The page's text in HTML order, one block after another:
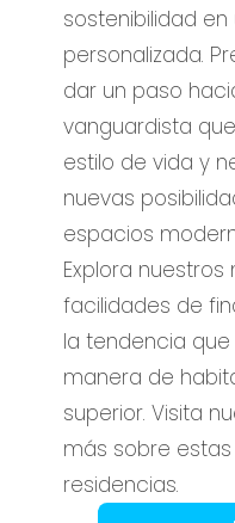
sostenibilidad
personalizada.
dar un paso
vanguardista
estilo de vida y
nuevas
espacios
Explora
facilidades de
la tendencia
manera de
superior. Visita
más sobre
residencias.